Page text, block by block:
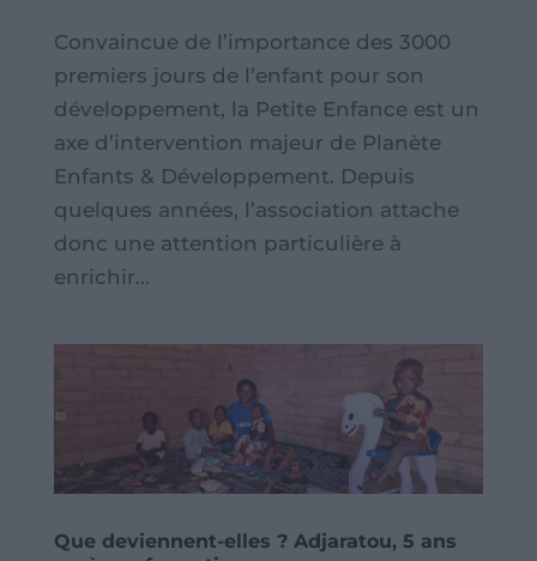
Convaincue de l’importance des 3000
premiers jours de l’enfant pour son
développement, la Petite Enfance est un
axe d’intervention majeur de Planète
Enfants & Développement. Depuis
quelques années, l’association attache
donc une attention particulière à
enrichir...
Que deviennent-elles ? Adjaratou, 5 ans